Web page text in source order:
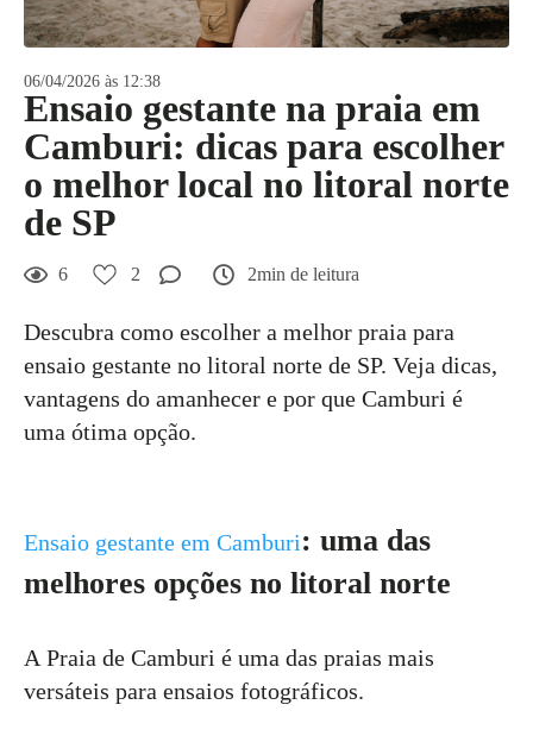
06/04/2026 às 12:38
Ensaio gestante na praia em
Camburi: dicas para escolher
o melhor local no litoral norte
de SP
6 2 2min de leitura
Descubra como escolher a melhor praia para
ensaio gestante no litoral norte de SP. Veja dicas,
vantagens do amanhecer e por que Camburi é
uma ótima opção.
Ensaio gestante em Camburi: uma das
melhores opções no litoral norte
A Praia de Camburi é uma das praias mais
versáteis para ensaios fotográficos.